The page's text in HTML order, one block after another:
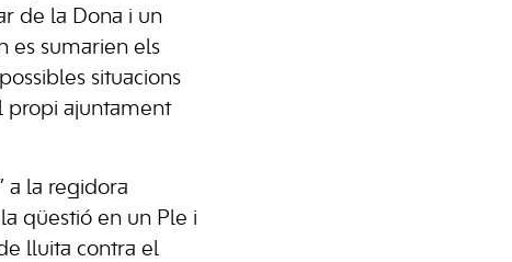
de la Dona i un
es sumarien els
situacions
propi ajuntament
a la regidora
qüestió en un Ple i
lluita contra el